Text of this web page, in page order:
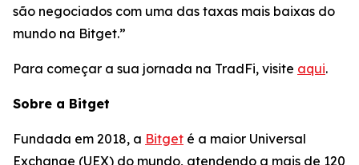
são negociados com uma das taxas mais baixas do
mundo na Bitget.”
Para começar a sua jornada na TradFi, visite aqui.
Sobre a Bitget
Fundada em 2018, a Bitget é a maior Universal
Exchange (UEX) do mundo, atendendo a mais de 120